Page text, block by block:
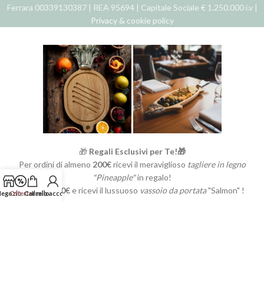
Ferrara 00339130387 | REA 95694 | Capitale Sociale € 1.250.000 i.v |
Privacy & cookie policy
🎁 Regali Esclusivi per Te!🎁
Per ordini di almeno 200€ricevi il meraviglioso tagliere in legno
"Pineapple"in regalo!
Supera i300€e ricevi il lussuoso vassoio da portata"Salmon" !
OfferteCarrello
Il mio account